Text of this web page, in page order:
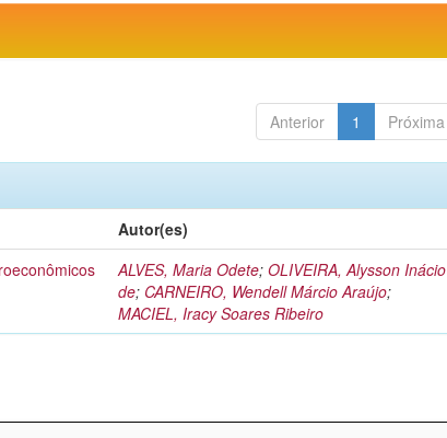
Anterior 1 Próxima
Autor(es)
ALVES, Maria Odete;OLIVEIRA, Alysson Inácio
de; CARNEIRO, Wendell Márcio Araújo;
MACIEL, Iracy Soares Ribeiro